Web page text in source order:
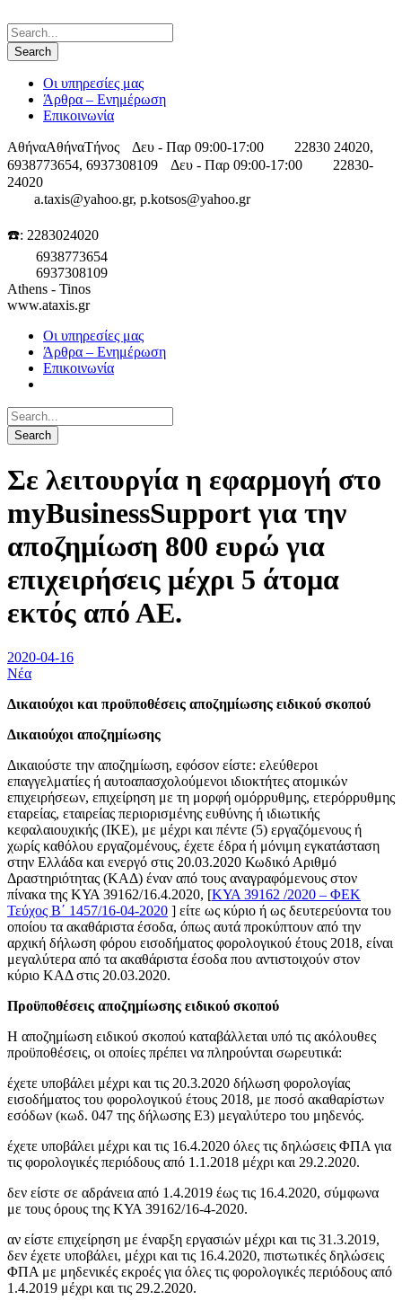
Οι υπηρεσίες μας
Άρθρα – Ενημέρωση
Επικοινωνία
ΑθήναΑθήναΤήνος Δευ - Παρ 09:00-17:00
22830 24020,
6938773654, 6937308109
Δευ - Παρ 09:00-17:00
22830-
24020
a.taxis@yahoo.gr, p.kotsos@yahoo.gr
☎️: 2283024020
6938773654
6937308109
Athens - Tinos
www.ataxis.gr
Οι υπηρεσίες μας
Άρθρα – Ενημέρωση
Επικοινωνία
Σε λειτουργία η εφαρμογή στο
myBusinessSupport για την
αποζημίωση 800 ευρώ για
επιχειρήσεις μέχρι 5 άτομα
εκτός από ΑΕ.
2020-04-16
Νέα
Δικαιούχοι και προϋποθέσεις αποζημίωσης ειδικού σκοπού
Δικαιούχοι αποζημίωσης
Δικαιούστε την αποζημίωση, εφόσον είστε: ελεύθεροι
επαγγελματίες ή αυτοαπασχολούμενοι ιδιοκτήτες ατομικών
επιχειρήσεων, επιχείρηση με τη μορφή ομόρρυθμης, ετερόρρυθμης
εταρείας, εταιρείας περιορισμένης ευθύνης ή ιδιωτικής
κεφαλαιουχικής (ΙΚΕ), με μέχρι και πέντε (5) εργαζόμενους ή
χωρίς καθόλου εργαζομένους, έχετε έδρα ή μόνιμη εγκατάσταση
στην Ελλάδα και ενεργό στις 20.03.2020 Κωδικό Αριθμό
Δραστηριότητας (ΚΑΔ) έναν από τους αναγραφόμενους στον
πίνακα της ΚΥΑ 39162/16.4.2020, [ΚΥΑ 39162 /2020 – ΦΕΚ
Τεύχος Β΄ 1457/16-04-2020 ] είτε ως κύριο ή ως δευτερεύοντα του
οποίου τα ακαθάριστα έσοδα, όπως αυτά προκύπτουν από την
αρχική δήλωση φόρου εισοδήματος φορολογικού έτους 2018, είναι
μεγαλύτερα από τα ακαθάριστα έσοδα που αντιστοιχούν στον
κύριο ΚΑΔ στις 20.03.2020.
Προϋποθέσεις αποζημίωσης ειδικού σκοπού
Η αποζημίωση ειδικού σκοπού καταβάλλεται υπό τις ακόλουθες
προϋποθέσεις, οι οποίες πρέπει να πληρούνται σωρευτικά:
έχετε υποβάλει μέχρι και τις 20.3.2020 δήλωση φορολογίας
εισοδήματος του φορολογικού έτους 2018, με ποσό ακαθαρίστων
εσόδων (κωδ. 047 της δήλωσης Ε3) μεγαλύτερο του μηδενός.
έχετε υποβάλει μέχρι και τις 16.4.2020 όλες τις δηλώσεις ΦΠΑ για
τις φορολογικές περιόδους από 1.1.2018 μέχρι και 29.2.2020.
δεν είστε σε αδράνεια από 1.4.2019 έως τις 16.4.2020, σύμφωνα
με τους όρους της ΚΥΑ 39162/16-4-2020.
αν είστε επιχείρηση με έναρξη εργασιών μέχρι και τις 31.3.2019,
δεν έχετε υποβάλει, μέχρι και τις 16.4.2020, πιστωτικές δηλώσεις
ΦΠΑ με μηδενικές εκροές για όλες τις φορολογικές περιόδους από
1.4.2019 μέχρι και τις 29.2.2020.